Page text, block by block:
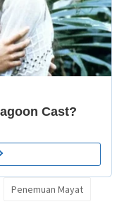
Penemuan Mayat